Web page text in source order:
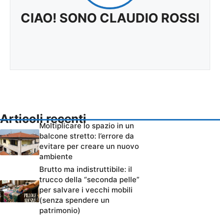
CIAO! SONO CLAUDIO ROSSI
Articoli recenti
Moltiplicare lo spazio in un
balcone stretto: l’errore da
evitare per creare un nuovo
ambiente
Brutto ma indistruttibile: il
trucco della “seconda pelle”
per salvare i vecchi mobili
(senza spendere un
patrimonio)